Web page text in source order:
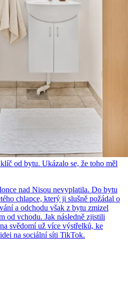
od bytu. Ukázalo se, že toho měl
nad Nisou nevyplatila. Do bytu
chlapce, který ji slušně požádal o
a odchodu však z bytu zmizel
od vchodu. Jak následně zjistili
svědomí už více výstřelků, ke
na sociální síti TikTok.